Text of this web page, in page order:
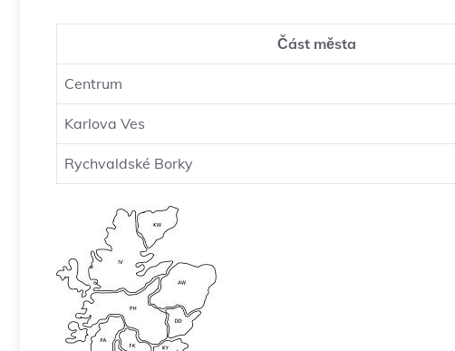
Část města
Centrum
Karlova Ves
Rychvaldské Borky